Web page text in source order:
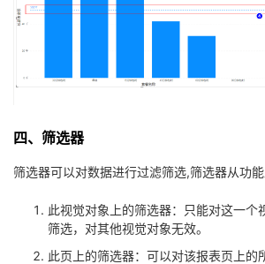
四、筛选器
筛选器可以对数据进行过滤筛选,筛选器从功能
此视觉对象上的筛选器：只能对这一个
筛选，对其他视觉对象无效。
此页上的筛选器：可以对该报表页上的